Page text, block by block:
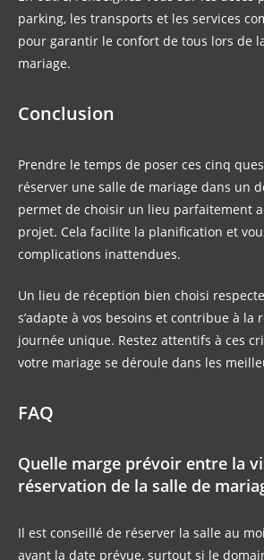
parking, les transports et les services
pour garantir le confort de tous lors de
mariage.
Conclusion
Prendre le temps de poser ces cinq
réserver une salle de mariage dans un
permet de choisir un lieu parfaitement
projet. Cela facilite la planification et
complications inattendues.
Un lieu de réception bien choisi
s’adapte à vos besoins et contribue à la
journée unique. Restez attentifs à ces
votre mariage se déroule dans les
FAQ
Quelle marge prévoir entre la
réservation de la salle de
Il est conseillé de réserver la salle au
avant la date prévue, surtout si le